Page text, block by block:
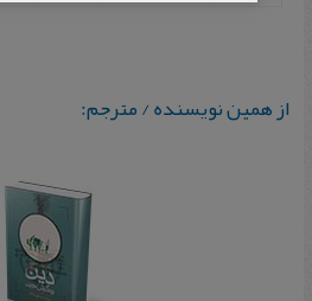
از همین نویسنده / مترجم: